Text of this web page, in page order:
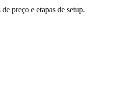
preço e etapas de setup.